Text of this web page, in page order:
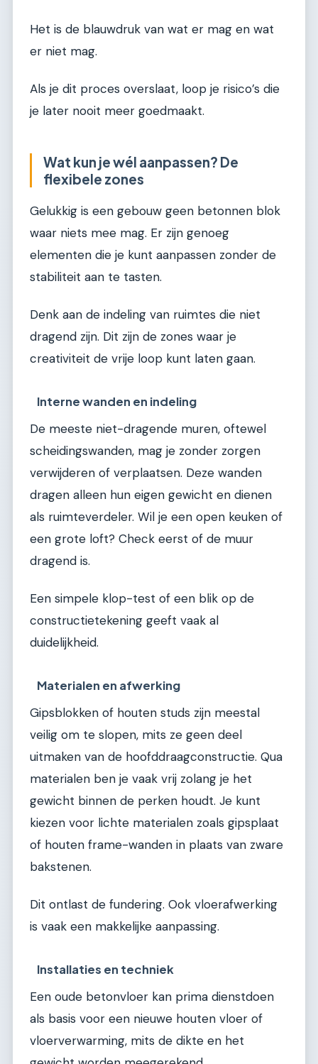
Het is de blauwdruk van wat er mag en wat
er niet mag.
Als je dit proces overslaat, loop je risico’s die
je later nooit meer goedmaakt.
Wat kun je wél aanpassen? De
flexibele zones
Gelukkig is een gebouw geen betonnen blok
waar niets mee mag. Er zijn genoeg
elementen die je kunt aanpassen zonder de
stabiliteit aan te tasten.
Denk aan de indeling van ruimtes die niet
dragend zijn. Dit zijn de zones waar je
creativiteit de vrije loop kunt laten gaan.
Interne wanden en indeling
De meeste niet-dragende muren, oftewel
scheidingswanden, mag je zonder zorgen
verwijderen of verplaatsen. Deze wanden
dragen alleen hun eigen gewicht en dienen
als ruimteverdeler. Wil je een open keuken of
een grote loft? Check eerst of de muur
dragend is.
Een simpele klop-test of een blik op de
constructietekening geeft vaak al
duidelijkheid.
Materialen en afwerking
Gipsblokken of houten studs zijn meestal
veilig om te slopen, mits ze geen deel
uitmaken van de hoofddraagconstructie. Qua
materialen ben je vaak vrij zolang je het
gewicht binnen de perken houdt. Je kunt
kiezen voor lichte materialen zoals gipsplaat
of houten frame-wanden in plaats van zware
bakstenen.
Dit ontlast de fundering. Ook vloerafwerking
is vaak een makkelijke aanpassing.
Installaties en techniek
Een oude betonvloer kan prima dienstdoen
als basis voor een nieuwe houten vloer of
vloerverwarming, mits de dikte en het